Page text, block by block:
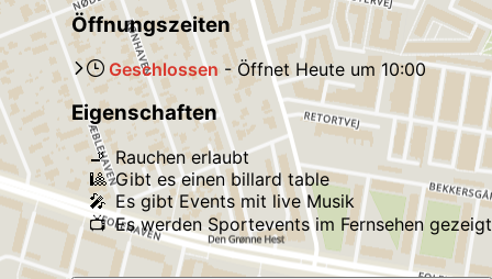
Öffnungszeiten
Geschlossen-Öffnet Heute um10:00
Eigenschaften
🚬 Rauchen erlaubt
🎱 Gibt es einen billard table
🎤 Es gibt Events mit live Musik
📺 Es werden Sportevents im Fernsehen gezeigt